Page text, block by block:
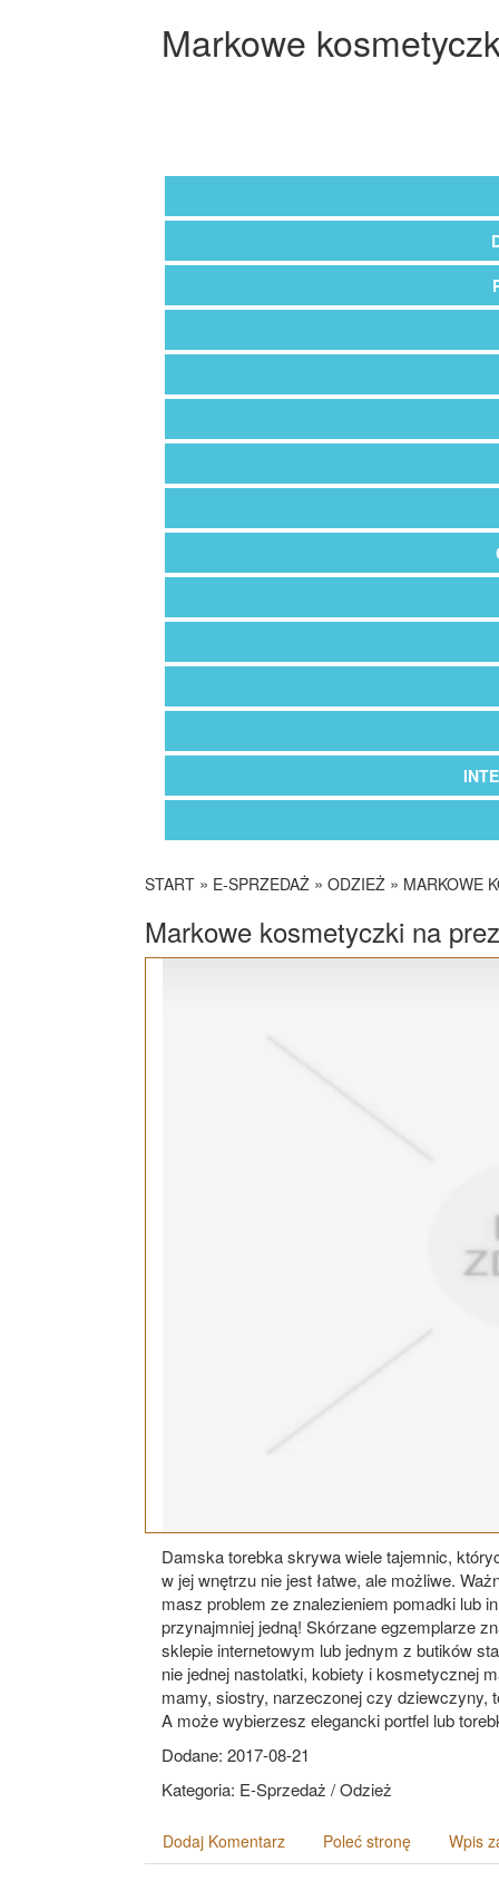
Markowe
START » E-SPRZEDAŻ » ODZIEŻ » MARKOWE
Markowe kosmetyczki na
Damska torebka skrywa wiele tajemnic,
w jej wnętrzu nie jest łatwe, ale możliwe.
masz problem ze znalezieniem pomadki lub
przynajmniej jedną! Skórzane egzemplarze
sklepie internetowym lub jednym z butików
nie jednej nastolatki, kobiety i kosmetycznej
mamy, siostry, narzeczonej czy dziewczyny,
A może wybierzesz elegancki portfel lub
Dodane: 2017-08-21
Kategoria: E-Sprzedaż / Odzież
Dodaj Komentarz Poleć stronę Wpis